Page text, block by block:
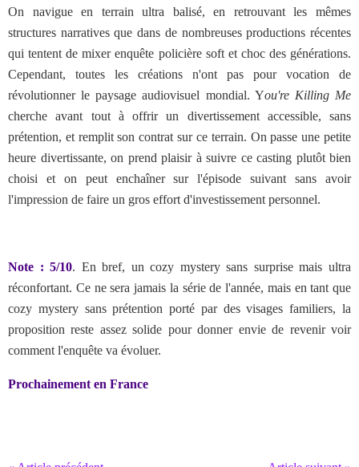
On navigue en terrain ultra balisé, en retrouvant les mêmes
structures narratives que dans de nombreuses productions récentes
qui tentent de mixer enquête policière soft et choc des générations.
Cependant, toutes les créations n'ont pas pour vocation de
révolutionner le paysage audiovisuel mondial. You're Killing Me
cherche avant tout à offrir un divertissement accessible, sans
prétention, et remplit son contrat sur ce terrain. On passe une petite
heure divertissante, on prend plaisir à suivre ce casting plutôt bien
choisi et on peut enchaîner sur l'épisode suivant sans avoir
l'impression de faire un gros effort d'investissement personnel.
Note : 5/10. En bref, un cozy mystery sans surprise mais ultra
réconfortant. Ce ne sera jamais la série de l'année, mais en tant que
cozy mystery sans prétention porté par des visages familiers, la
proposition reste assez solide pour donner envie de revenir voir
comment l'enquête va évoluer.
Prochainement en France